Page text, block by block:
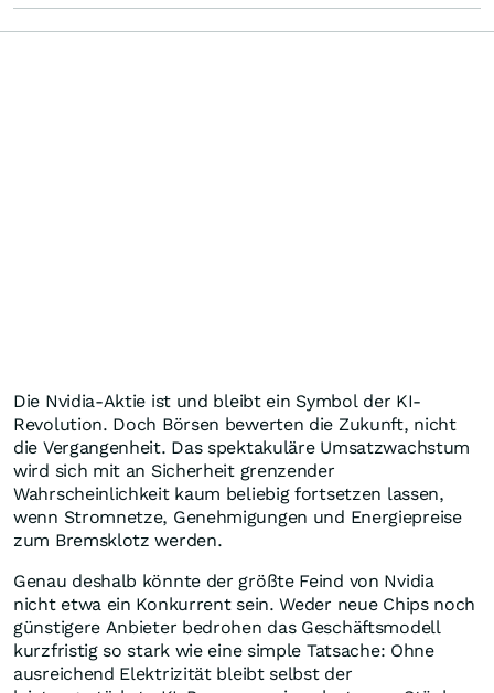
Die Nvidia-Aktie ist und bleibt ein Symbol der KI-
Revolution. Doch Börsen bewerten die Zukunft, nicht
die Vergangenheit. Das spektakuläre Umsatzwachstum
wird sich mit an Sicherheit grenzender
Wahrscheinlichkeit kaum beliebig fortsetzen lassen,
wenn Stromnetze, Genehmigungen und Energiepreise
zum Bremsklotz werden.
Genau deshalb könnte der größte Feind von Nvidia
nicht etwa ein Konkurrent sein. Weder neue Chips noch
günstigere Anbieter bedrohen das Geschäftsmodell
kurzfristig so stark wie eine simple Tatsache: Ohne
ausreichend Elektrizität bleibt selbst der